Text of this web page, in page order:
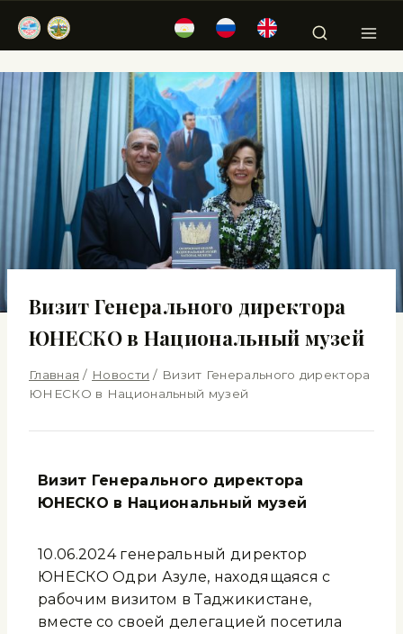
Визит Генерального директора
ЮНЕСКО в Национальный музей
Главная / Новости / Визит Генерального директора
ЮНЕСКО в Национальный музей
Визит Генерального директора
ЮНЕСКО в Национальный музей
10.06.2024 генеральный директор
ЮНЕСКО Одри Азуле, находящаяся с
рабочим визитом в Таджикистане,
вместе со своей делегацией посетила